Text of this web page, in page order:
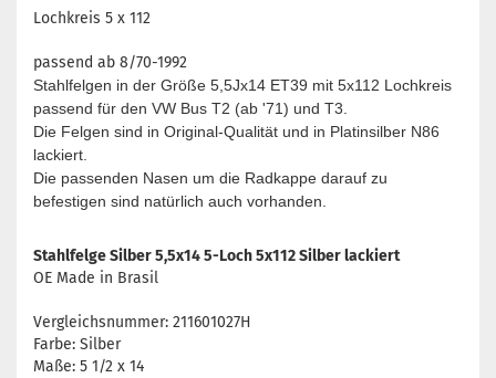
Lochkreis 5 x 112
passend ab 8/70-1992
Stahlfelgen in der Größe 5,5Jx14 ET39 mit 5x112 Lochkreis
passend für den VW Bus T2 (ab '71) und T3.
Die Felgen sind in Original-Qualität und in Platinsilber N86
lackiert.
Die passenden Nasen um die Radkappe darauf zu
befestigen sind natürlich auch vorhanden.
Stahlfelge Silber 5,5x14 5-Loch 5x112 Silber lackiert
OE Made in Brasil
Vergleichsnummer: 211601027H
Farbe: Silber
Maße: 5 1/2 x 14